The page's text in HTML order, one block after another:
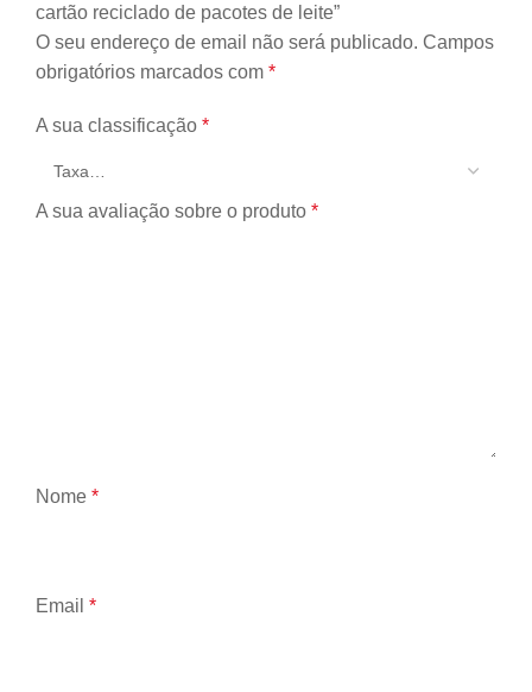
cartão reciclado de pacotes de leite”
O seu endereço de email não será publicado. Campos
obrigatórios marcados com *
A sua classificação *
A sua avaliação sobre o produto *
Nome *
Email *